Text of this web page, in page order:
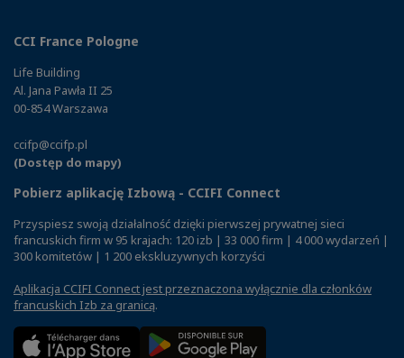
CCI France Pologne
Life Building
Al. Jana Pawła II 25
00-854 Warszawa
ccifp@ccifp.pl
(Dostęp do mapy)
Pobierz aplikację Izbową - CCIFI Connect
Przyspiesz swoją działalność dzięki pierwszej prywatnej sieci
francuskich firm w 95 krajach: 120 izb | 33 000 firm | 4 000 wydarzeń |
300 komitetów | 1 200 ekskluzywnych korzyści
Aplikacja CCIFI Connect jest przeznaczona wyłącznie dla członków
francuskich Izb za granicą.